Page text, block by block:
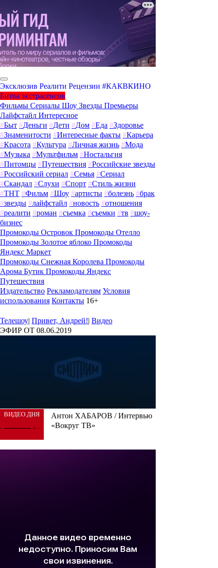
Эксклюзив Реалити Рецензии #КАКВКИНО
Битва экстрасенсов
Фильмы Сериалы Шоу Звезды Премьеры
Лайфстайл Интересное
#Быт #Деньги #Дети #Дом #Еда #Здоровье
#Знаменитости #Интересные факты #Карьера
#Красота #Культура #Личная жизнь #Мода
#Музыка #Мультфильм #Ностальгия
#Питомцы #Путешествия #Российские звезды
#Российский сериал #Семья #Сериал
#Скандал #Слухи #Спорт #Стиль жизни
#ТНТ #Фильм #Шоу #артисты #болезнь #брак
#звезды #лайфстайл #новость #отношения
#реалити #роман #съемка #съемки #тв #шоу-
бизнес
Промокоды Островок Промокоды Отелло
Промокоды Золотое яблоко Промокоды
Яндекс Маркет
Промокоды Снежная Королева Промокоды
Арома Бутик Промокоды Яндекс
Путешествия
Издательство Рекламодателям Условия
использования Контакты 16+
Телешоу| Привет, Андрей!| Видео
ЭФИР ОТ 08.06.2019
ВИДЕО ДНЯ
Антон ХАБАРОВ / Интервью
«Вокруг ТВ»